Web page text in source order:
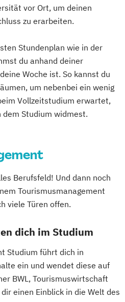
vor Ort, um deinen
zu erarbeiten.
Stundenplan wie in der
du anhand deiner
Woche ist. So kannst du
um nebenbei ein wenig
Vollzeitstudium erwartet,
Studium widmest.
Berufsfeld! Und dann noch
Tourismusmanagement
viele Türen offen.
dich im Studium
Studium führt dich in
ein und wendet diese auf
BWL, Tourismuswirtschaft
einen Einblick in die Welt des